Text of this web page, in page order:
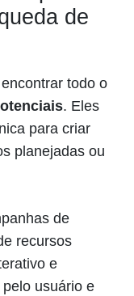
de
todo o
. Eles
para criar
planejadas ou
de
recursos
e
usuário e